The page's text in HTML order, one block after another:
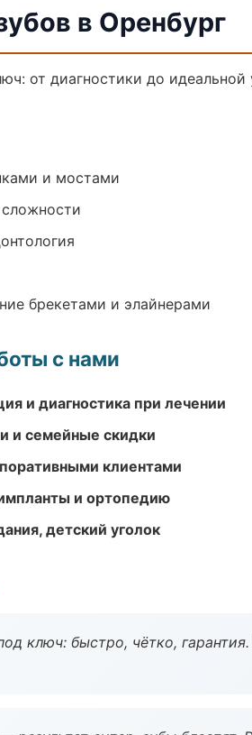
в Оренбург
от диагностики до
и мостами
брекетами и элайнерами
с нами
и диагностика при лечении
и семейные скидки
клиентами
и ортопедию
детский уголок
ключ: быстро, чётко,